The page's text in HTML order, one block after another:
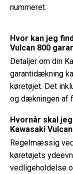
nummeret.
Hvor kan jeg
Vulcan 800
Detaljer om din
garantidækning
køretøjet. Det
og dækningen af
Hvornår skal
Kawasaki
Regelmæssig
køretøjets
vedligeholdelse